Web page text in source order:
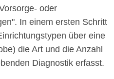
oder
In einem ersten Schritt
über eine
die Art und die Anzahl
Diagnostik erfasst.